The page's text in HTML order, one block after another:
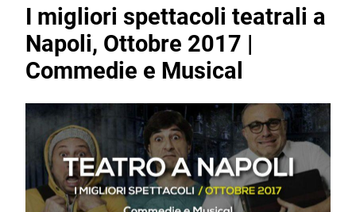
I migliori spettacoli teatrali a
Napoli, Ottobre 2017 |
Commedie e Musical